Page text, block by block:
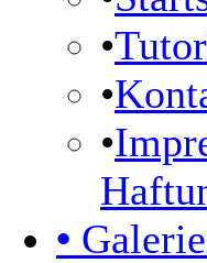
•
•
•
•